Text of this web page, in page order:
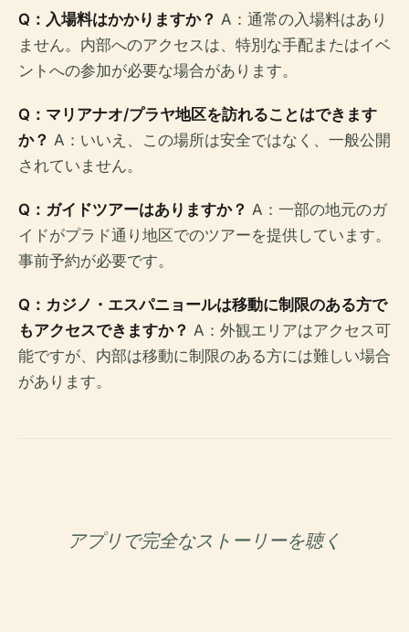
Q：入場料はかかりますか？ A：通常の入場料はあり
ません。内部へのアクセスは、特別な手配またはイベ
ントへの参加が必要な場合があります。
Q：マリアナオ/プラヤ地区を訪れることはできます
か？ A：いいえ、この場所は安全ではなく、一般公開
されていません。
Q：ガイドツアーはありますか？ A：一部の地元のガ
イドがプラド通り地区でのツアーを提供しています。
事前予約が必要です。
Q：カジノ・エスパニョールは移動に制限のある方で
もアクセスできますか？ A：外観エリアはアクセス可
能ですが、内部は移動に制限のある方には難しい場合
があります。
アプリで完全なストーリーを聴く